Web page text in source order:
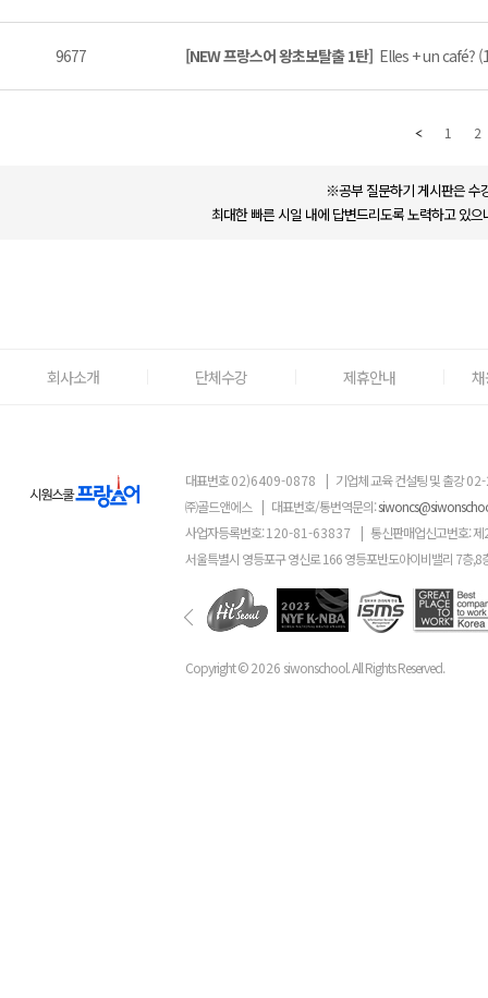
9677 [NEW 프랑스어 왕초보탈출 1탄] Elles + un café?
1 2
※공부 질문하기 게시판은 수
최대한 빠른 시일 내에 답변드리도록 노력하고 있
회사소개 단체수강 제휴안내
대표번호02)6409-0878 | 기업체 교육 컨설팅 및 출강
㈜골드앤에스 | 대표번호/통번역문의:
사업자등록번호:120-81-63837 | 통신판매업신고번호: 제
서울특별시 영등포구 영신로 166 영등포반도아이비밸리 7층,8
Copyright ©2026 siwonschool. All Rights Reserved.